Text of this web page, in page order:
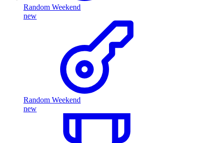
Random Weekend
new
Random Weekend
new